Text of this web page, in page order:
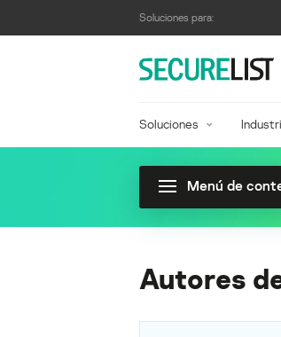
Soluciones para:
Soluciones
Menú de
Autores